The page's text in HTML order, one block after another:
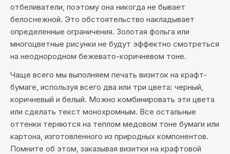
отбеливатели, поэтому она никогда не бывает
белоснежной. Это обстоятельство накладывает
определенные ограничения. Золотая фольга или
многоцветные рисунки не будут эффектно смотреться
на неоднородном бежевато-коричневом тоне.
Чаще всего мы выполняем печать визиток на крафт-
бумаге, используя всего два или три цвета: черный,
коричневый и белый. Можно комбинировать эти цвета
или сделать текст монохромным. Все остальные
оттенки теряются на теплом медовом тоне бумаги или
картона, изготовленного из природных компонентов.
Помните об этом, заказывая визитки на крафтовой